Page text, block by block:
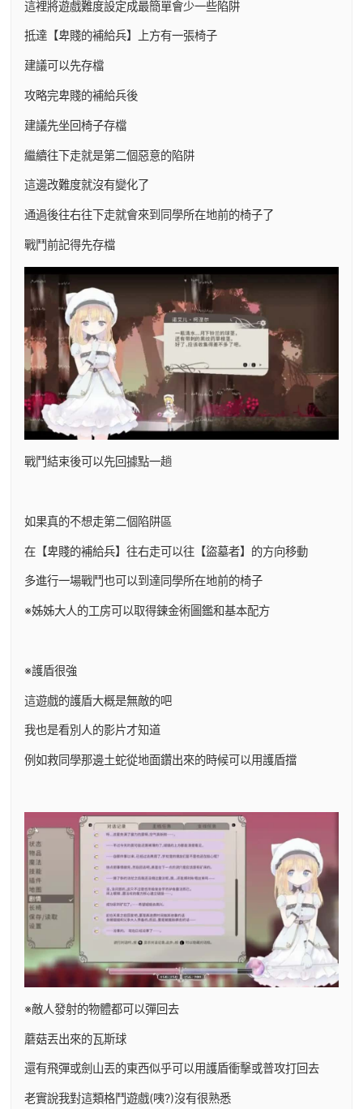
這裡將遊戲難度設定成最簡單會少一些陷阱
抵達【卑賤的補給兵】上方有一張椅子
建議可以先存檔
攻略完卑賤的補給兵後
建議先坐回椅子存檔
繼續往下走就是第二個惡意的陷阱
這邊改難度就沒有變化了
通過後往右往下走就會來到同學所在地前的椅子了
戰鬥前記得先存檔
戰鬥結束後可以先回據點一趟
如果真的不想走第二個陷阱區
在【卑賤的補給兵】往右走可以往【盜墓者】的方向移動
多進行一場戰鬥也可以到達同學所在地前的椅子
※姊姊大人的工房可以取得鍊金術圖鑑和基本配方
※護盾很強
這遊戲的護盾大概是無敵的吧
我也是看別人的影片才知道
例如救同學那邊土蛇從地面鑽出來的時候可以用護盾擋
※敵人發射的物體都可以彈回去
蘑菇丟出來的瓦斯球
還有飛彈或劍山丟的東西似乎可以用護盾衝擊或普攻打回去
老實說我對這類格鬥遊戲(咦?)沒有很熟悉